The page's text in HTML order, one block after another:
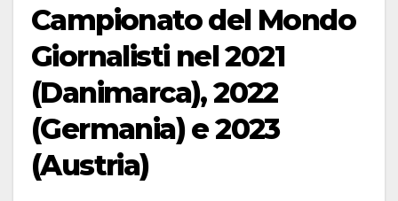
Campionato del Mondo
Giornalisti nel 2021
(Danimarca), 2022
(Germania) e 2023
(Austria)